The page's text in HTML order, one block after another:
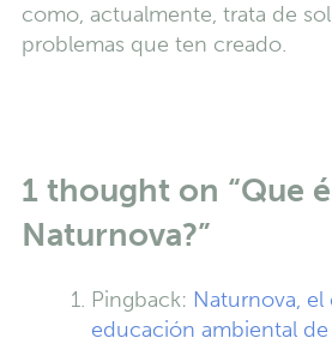
como, actualmente, trata de
problemas que ten creado.
1 thought on “Que é
Naturnova?”
Pingback: Naturnova,
educación ambiental